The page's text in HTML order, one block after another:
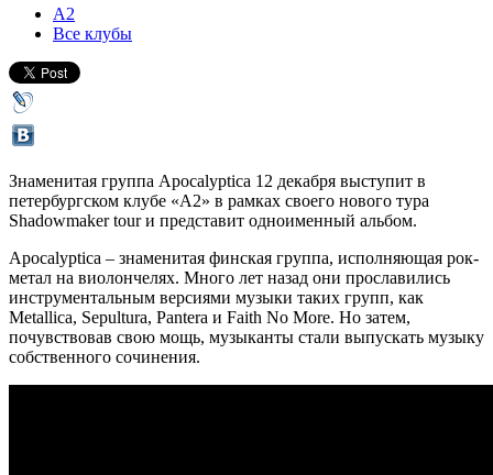
А2
Все клубы
Знаменитая группа Apocalyptica 12 декабря выступит в
петербургском клубе «А2» в рамках своего нового тура
Shadowmaker tour и представит одноименный альбом.
Apocalyptica – знаменитая финская группа, исполняющая рок-
метал на виолончелях. Много лет назад они прославились
инструментальным версиями музыки таких групп, как
Metallica, Sepultura, Pantera и Faith No More. Но затем,
почувствовав свою мощь, музыканты стали выпускать музыку
собственного сочинения.